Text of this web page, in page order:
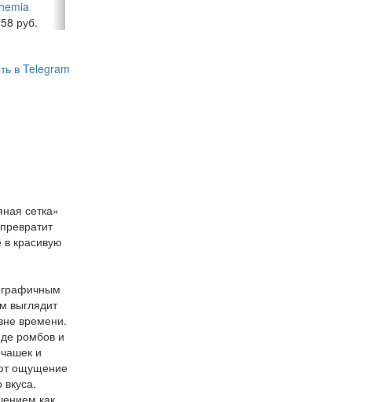
руб.
в Telegram
сетка»
красивую
выглядит
времени.
ромбов и
и
ощущение